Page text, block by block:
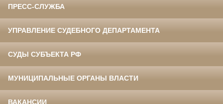
ПРЕСС-СЛУЖБА
УПРАВЛЕНИЕ СУДЕБНОГО ДЕПАРТАМЕНТА
СУДЫ СУБЪЕКТА РФ
МУНИЦИПАЛЬНЫЕ ОРГАНЫ ВЛАСТИ
ВАКАНСИИ